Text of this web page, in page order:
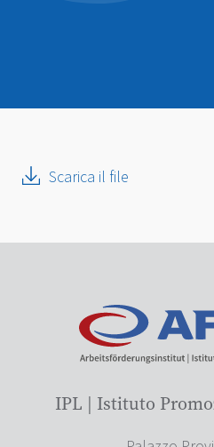
Scarica il file
IPL | Istituto